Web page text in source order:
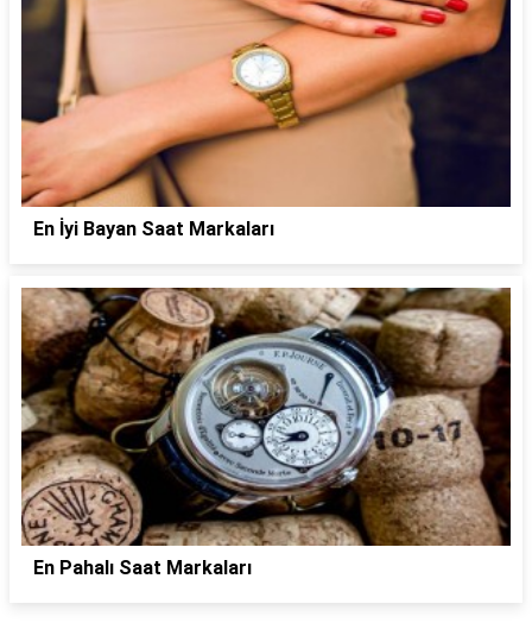
En İyi Bayan Saat Markaları
En Pahalı Saat Markaları